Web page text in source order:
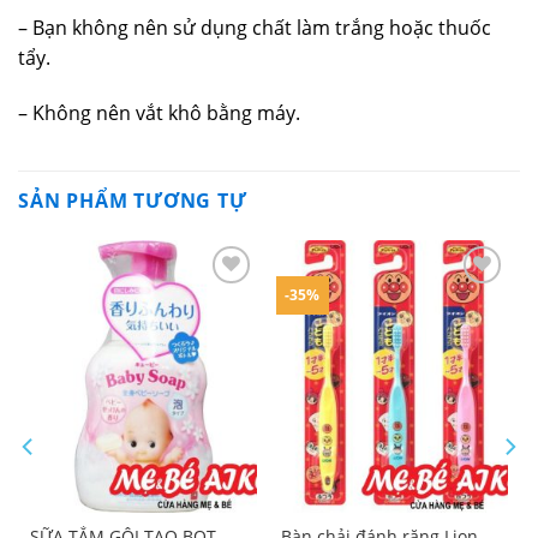
– Bạn không nên sử dụng chất làm trắng hoặc thuốc
tẩy.
– Không nên vắt khô bằng máy.
SẢN PHẨM TƯƠNG TỰ
-35%
Yêu
thích